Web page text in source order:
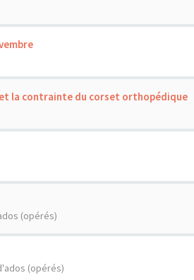
la contrainte du corset orthopédique
(opérés)
(opérés)